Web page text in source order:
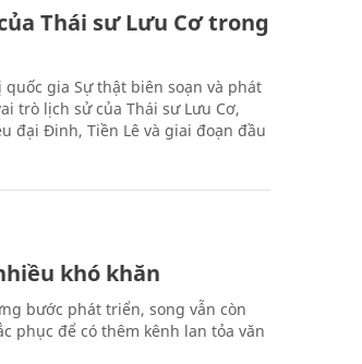
Thái sư Lưu Cơ trong
gia Sự thật biên soạn và phát
trò lịch sử của Thái sư Lưu Cơ,
đại Đinh, Tiền Lê và giai đoạn đầu
khó khăn
bước phát triển, song vẫn còn
phục để có thêm kênh lan tỏa văn